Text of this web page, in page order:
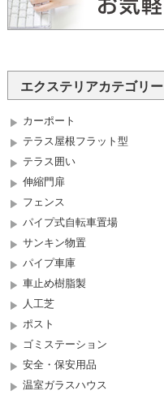
エクステリアカテゴリー
カーポート
テラス屋根フラット型
テラス囲い
伸縮門扉
フェンス
パイプ式自転車置場
サンキン物置
パイプ車庫
車止め樹脂製
人工芝
ポスト
ゴミステーション
安全・保安用品
温室ガラスハウス